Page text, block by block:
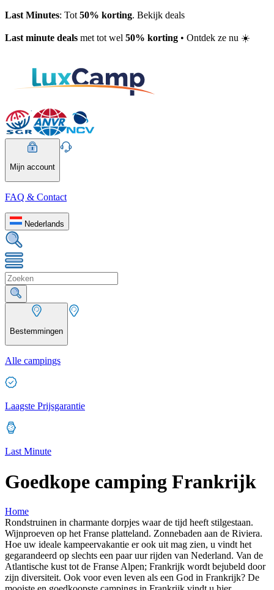
Last Minutes: Tot 50% korting. Bekijk deals
Last minute deals met tot wel 50% korting • Ontdek ze nu ☀️
Mijn account
FAQ & Contact
Nederlands
Bestemmingen
Alle campings
Laagste Prijsgarantie
Last Minute
Goedkope camping Frankrijk
Home
Rondstruinen in charmante dorpjes waar de tijd heeft stilgestaan.
Wijnproeven op het Franse platteland. Zonnebaden aan de Riviera.
Hoe uw ideale kampeervakantie er ook uit mag zien, u vindt het
gegarandeerd op slechts een paar uur rijden van Nederland. Van de
Atlantische kust tot de Franse Alpen; Frankrijk wordt bejubeld door
zijn diversiteit. Ook voor even leven als een God in Frankrijk? De